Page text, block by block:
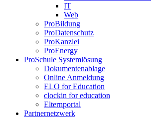
IT
Web
ProBildung
ProDatenschutz
ProKanzlei
ProEnergy
ProSchule Systemlösung
Dokumentenablage
Online Anmeldung
ELO for Education
clockin for education
Elternportal
Partnernetzwerk